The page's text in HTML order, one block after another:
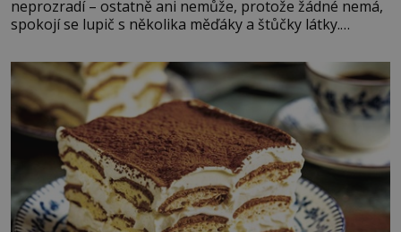
neprozradí – ostatně ani nemůže, protože žádné nemá,
spokojí se lupič s několika měďáky a štůčky látky.
krutý. Jeho činy budí hrůzu ještě dlouho po jeho smrti